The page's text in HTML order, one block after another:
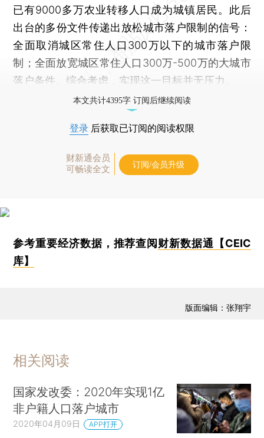
已有9000多万农业转移人口成为城镇居民。此后
出台的多份文件传递出放松城市落户限制的信号：
全面取消城区常住人口300万以下的城市落户限
制；全面放宽城区常住人口300万-500万的大城市
落户条件。综合考虑，实现这一目标并无压力。
本文共计4395字 订阅后继续阅读
登录 后获取已订阅的阅读权限
财新通会员
可畅读全文
订阅/会员升级
参考重要经济数据，推荐查阅财新数据通【CEIC
库】
版面编辑：张翔宇
相关阅读
国家发改委：2020年实现1亿
非户籍人口落户城市
2020年04月09日 APP打开